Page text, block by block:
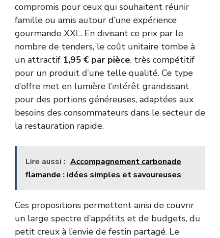
compromis pour ceux qui souhaitent réunir
famille ou amis autour d’une expérience
gourmande XXL. En divisant ce prix par le
nombre de tenders, le coût unitaire tombe à
un attractif 1,95 € par pièce, très compétitif
pour un produit d’une telle qualité. Ce type
d’offre met en lumière l’intérêt grandissant
pour des portions généreuses, adaptées aux
besoins des consommateurs dans le secteur de
la restauration rapide.
Lire aussi : Accompagnement carbonade
flamande : idées simples et savoureuses
Ces propositions permettent ainsi de couvrir
un large spectre d’appétits et de budgets, du
petit creux à l’envie de festin partagé. Le